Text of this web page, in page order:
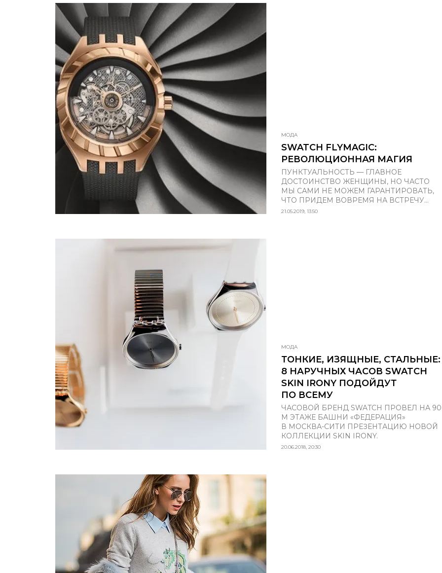
МОДА
SWATCH FLYMAGIC:
РЕВОЛЮЦИОННАЯ МАГИЯ
ПУНКТУАЛЬНОСТЬ — ГЛАВНОЕ
ДОСТОИНСТВО ЖЕНЩИНЫ, НО ЧАСТО
МЫ САМИ НЕ МОЖЕМ ГАРАНТИРОВАТЬ,
ЧТО ПРИДЕМ ВОВРЕМЯ НА ВСТРЕЧУ...
21.05.2019, 13:50
МОДА
ТОНКИЕ, ИЗЯЩНЫЕ, СТАЛЬНЫЕ:
8 НАРУЧНЫХ ЧАСОВ SWATCH
SKIN IRONY ПОДОЙДУТ
ПО ВСЕМУ
ЧАСОВОЙ БРЕНД SWATCH ПРОВЕЛ НА
М ЭТАЖЕ БАШНИ «ФЕДЕРАЦИЯ»
В МОСКВА-СИТИ ПРЕЗЕНТАЦИЮ НОВОЙ
КОЛЛЕКЦИИ SKIN IRONY.
20.06.2018, 20:30